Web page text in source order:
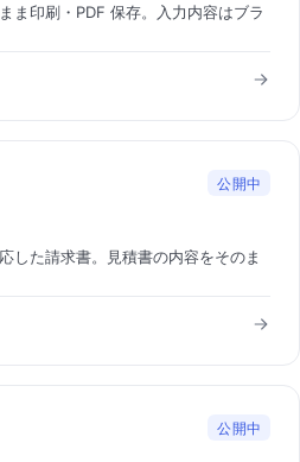
ま印刷・PDF 保存。入力内容はブラ
公開中
した請求書。見積書の内容をそのま
公開中